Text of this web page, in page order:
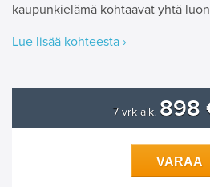
kaupunkielämä kohtaavat yhtä
Lue lisää kohteesta ›
7 vrk alk. 898
VARAA